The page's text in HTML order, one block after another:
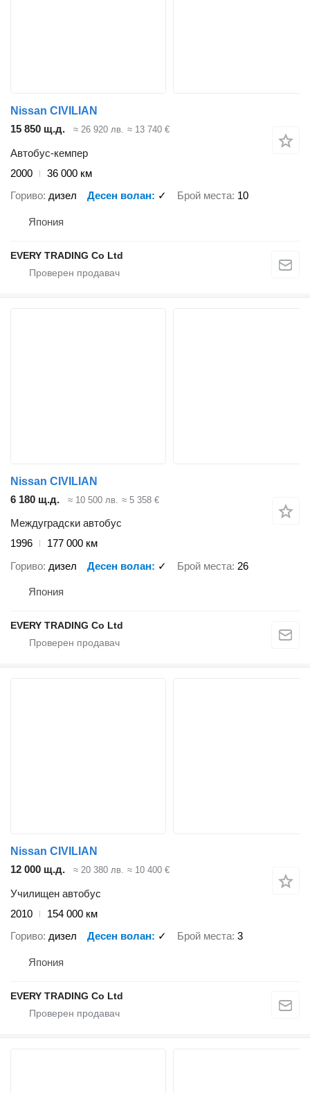
Nissan CIVILIAN
15 850 щ.д.
≈ 26 920 лв. ≈ 13 740 €
Автобус-кемпер
2000
36 000 км
Гориво дизел Десен волан ✓ Брой места 10
Япония
EVERY TRADING Co Ltd
Nissan CIVILIAN
6 180 щ.д.
≈ 10 500 лв. ≈ 5 358 €
Междуградски автобус
1996
177 000 км
Гориво дизел Десен волан ✓ Брой места 26
Япония
EVERY TRADING Co Ltd
Nissan CIVILIAN
12 000 щ.д.
≈ 20 380 лв. ≈ 10 400 €
Училищен автобус
2010
154 000 км
Гориво дизел Десен волан ✓ Брой места 3
Япония
EVERY TRADING Co Ltd